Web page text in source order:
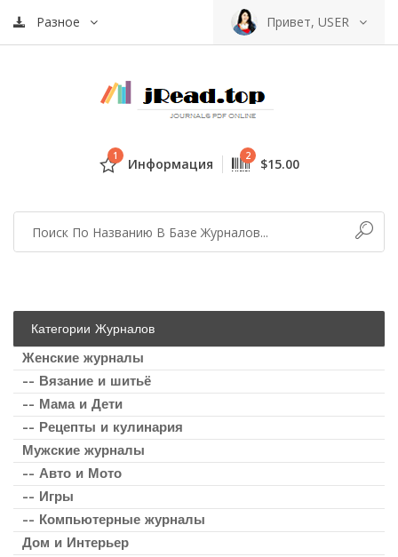
Разное Привет, USER
1 Информация 2 $15.00
Категории Журналов
Женские журналы
-- Вязание и шитьё
-- Мама и Дети
-- Рецепты и кулинария
Мужские журналы
-- Авто и Мото
-- Игры
-- Компьютерные журналы
Дом и Интерьер